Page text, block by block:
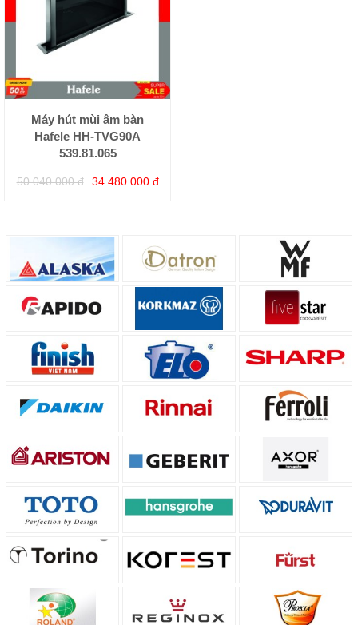
Máy hút mùi âm bàn
Hafele HH-TVG90A
539.81.065
50.040.000 đ 34.480.000 đ